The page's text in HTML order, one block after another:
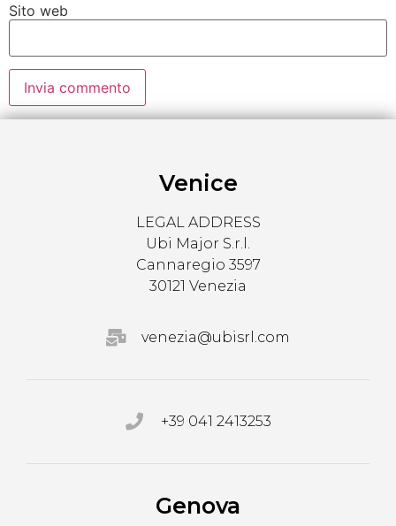
Sito web
Venice
LEGAL ADDRESS
Ubi Major S.r.l.
Cannaregio 3597
30121 Venezia
venezia@ubisrl.com
+39 041 2413253
Genova